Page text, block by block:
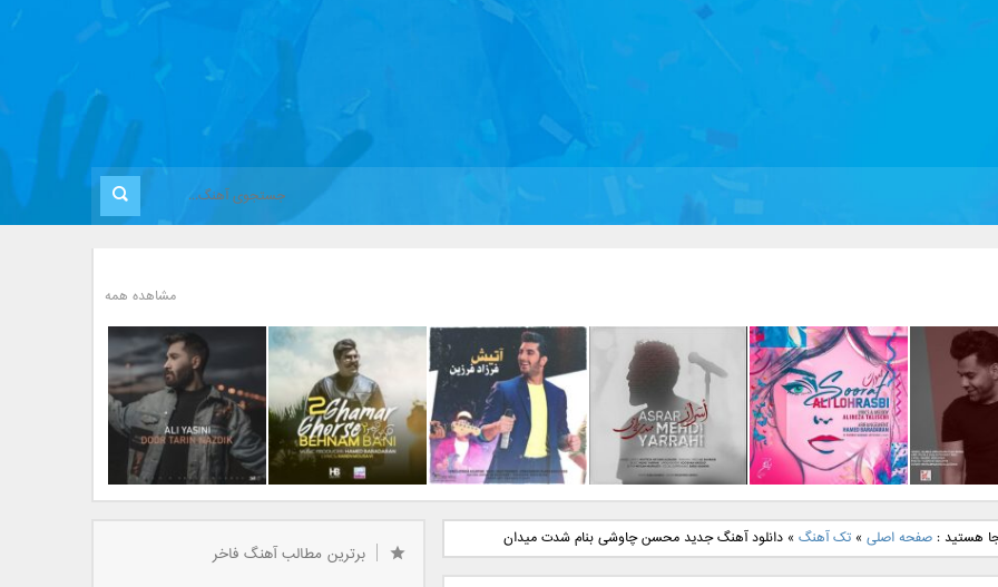
مشاهده همه
جدید رضا
نگار
دانلود آهنگ جدید علی
لهراسبی بنام صورت
دانلود آهنگ جدید مهدی
یراحی بنام اسرار
دانلود آهنگ جدید فرزاد
فرزین بنام آتیش
بانی بنام قرص قمر 2
یاسینی بنام دورترین نزدیک
هستید :صفحه اصلی »تک آهنگ »دانلود آهنگ جدید محسن چاوشی بنام شدت میدان
برترین مطالب آهنگ فاخر